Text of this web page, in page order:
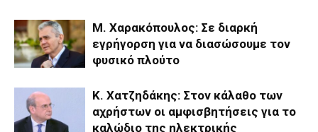
Μ. Χαρακόπουλος: Σε διαρκή
εγρήγορση για να διασώσουμε τον
φυσικό πλούτο
Κ. Χατζηδάκης: Στον κάλαθο των
αχρήστων οι αμφισβητήσεις για το
καλώδιο της ηλεκτρικής